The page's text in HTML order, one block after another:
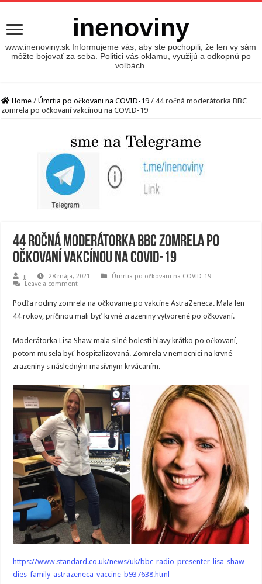
inenoviny
www.inenoviny.sk Informujeme vás, aby ste pochopili, že len vy sám
môžte bojovať za seba. Politici vás oklamu, využijú a odkopnú po
voľbách.
Home / Úmrtia po očkovani na COVID-19 / 44 ročná moderátorka BBC
zomrela po očkovaní vakcínou na COVID-19
44 ročná moderátorka BBC zomrela po
očkovaní vakcínou na COVID-19
jj 28 mája, 2021
Úmrtia po očkovani na COVID-19
Leave a comment
Podľa rodiny zomrela na očkovanie po vakcíne AstraZeneca. Mala len
44 rokov, príčinou mali byť krvné zrazeniny vytvorené po očkovaní.
Moderátorka Lisa Shaw mala silné bolesti hlavy krátko po očkovaní,
potom musela byť hospitalizovaná. Zomrela v nemocnici na krvné
zrazeniny s následným masívnym krvácaním.
https://www.standard.co.uk/news/uk/bbc-radio-presenter-lisa-shaw-
dies-family-astrazeneca-vaccine-b937638.html